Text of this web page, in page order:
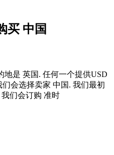
买 中国
地是 英国. 任何一个提供USD
们会选择卖家 中国. 我们最初
我们会订购 准时